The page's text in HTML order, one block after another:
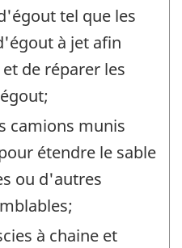
tel que les
à jet afin
de réparer les
camions munis
étendre le sable
ou d'autres
à chaine et